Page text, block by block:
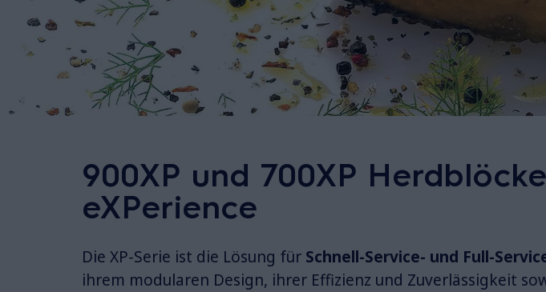
900XP und 700XP
eXPerience
Die XP-Serie ist die Lösung für Schnell-Service- und Full-
ihrem modularen Design, ihrer Effizienz und Zuverlässigkeit